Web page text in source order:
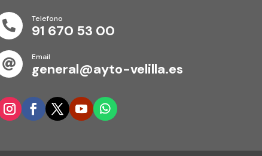

Telefono
91 670 53 00

Email
general@ayto-velilla.es